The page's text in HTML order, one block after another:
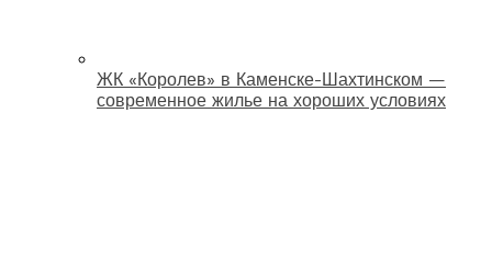
ЖК «Королев» в Каменске-Шахтинском —
современное жилье на хороших условиях